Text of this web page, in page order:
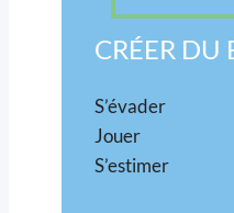
CRÉER DU
S’évader
Jouer
S’estimer